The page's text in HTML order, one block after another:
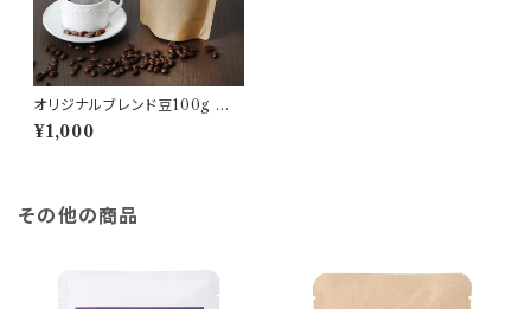
オリジナルブレンド豆100g ※
パッケージが白になりました
¥1,000
その他の商品